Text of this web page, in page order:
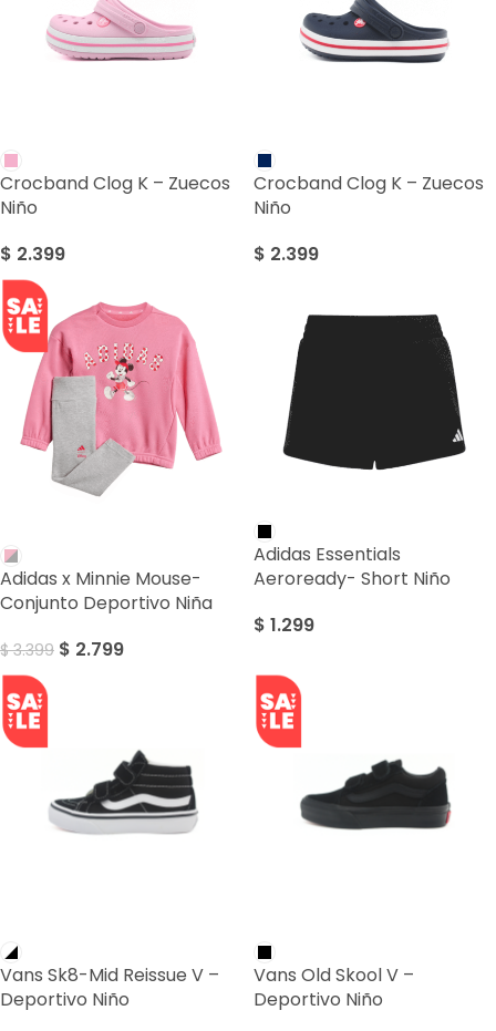
Crocband Clog K – Zuecos
Niño
$ 2.399
Crocband Clog K – Zuecos
Niño
$ 2.399
Adidas x Minnie Mouse-
Conjunto Deportivo Niña
$3.399 $ 2.799
Adidas Essentials
Aeroready- Short Niño
$ 1.299
Vans Sk8-Mid Reissue V –
Deportivo Niño
Vans Old Skool V –
Deportivo Niño